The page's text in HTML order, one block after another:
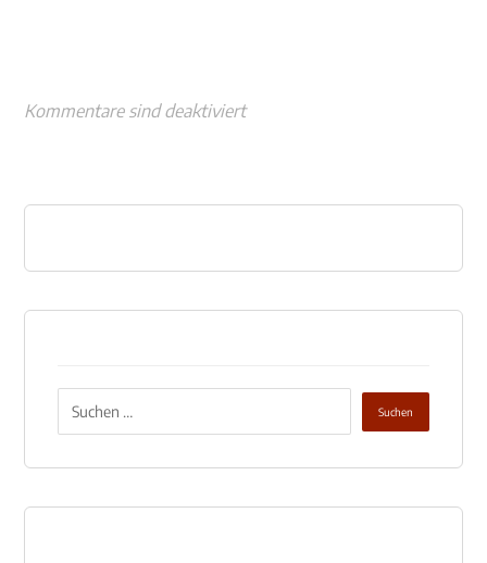
Kommentare sind deaktiviert